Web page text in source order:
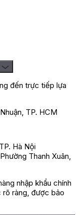
đến trực tiếp lựa
TP. HCM
Hà Nội
Thanh Xuân,
nhập khẩu chính
rõ ràng, được bảo